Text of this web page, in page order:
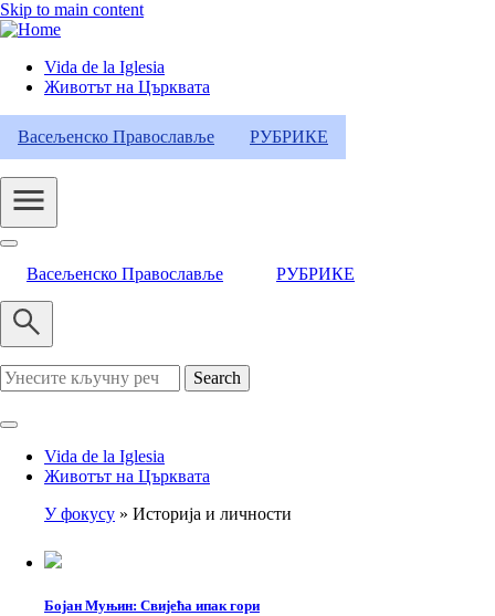
Skip to main content
Header
Category
Menu
Vida de la Iglesia
Животът на Църквата
Васељенско Православље РУБРИКЕ
Васељенско Православље РУБРИКЕ
Search
Vida de la Iglesia
Животът на Църквата
У фокусу Историја и личности
Бојан Муњин: Свијећа ипак гори